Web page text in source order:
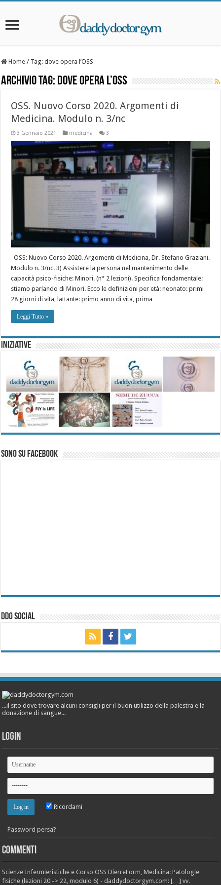
Home / Tag:dove opera l’OSS
Archivio Tag: dove opera l’OSS
OSS. Nuovo Corso 2020. Argomenti di
Medicina. Modulo n. 3/nc
3 Gennaio 2021 medicina 3
OSS: Nuovo Corso 2020. Argomenti di Medicina, Dr. Stefano Graziani.
Modulo n. 3/nc. 3) Assistere la persona nel mantenimento delle
capacità psico-fisiche: Minori. (n° 2 lezioni). Specifica fondamentale:
stiamo parlando di Minori. Ecco le definizioni per età: neonato: primi
28 giorni di vita, lattante: primo anno di vita, prima …
Leggi Tutto »
Iniziative
Sono su Facebook
ddg Social
...il sito dove trovare alcuni consigli per il buon utilizzo della palestra e la
donazione di sangue...
Login
Ricordami
Password persa?
Commenti
Scienze Infermieristiche e Corso OSS DierreForm, Medicina: Patologie
fisiche (lezioni 20 -> 22, modulo 6) - daddydoctorgym.com: […] vv.